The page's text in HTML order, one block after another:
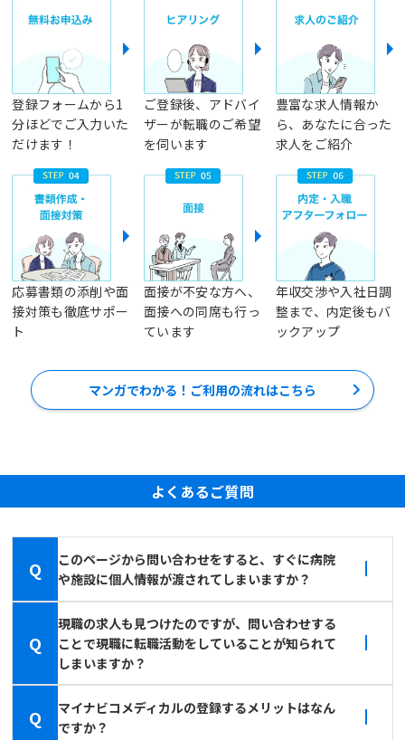
登録フォームから1
分ほどでご入力いた
だけます！
ご登録後、アドバイ
ザーが転職のご希望
を伺います
豊富な求人情報か
ら、あなたに合った
求人をご紹介
応募書類の添削や面
接対策も徹底サポー
ト
面接が不安な方へ、
面接への同席も行っ
ています
年収交渉や入社日調
整まで、内定後もバ
ックアップ
マンガでわかる！ご利用の流れはこちら
よくあるご質問
Q
このページから問い合わせをすると、すぐに病院
や施設に個人情報が渡されてしまいますか？
Q
現職の求人も見つけたのですが、問い合わせする
ことで現職に転職活動をしていることが知られて
しまいますか？
Q
マイナビコメディカルの登録するメリットはなん
ですか？